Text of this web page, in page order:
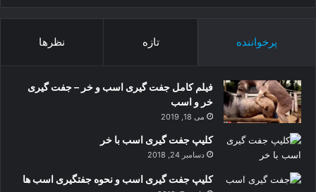
پرخواننده تازه نظرها
فیلم کامل جفت گیری اسب و خر – جفت گیری
خر و اسب
می 18, 2019
کلیپ جفت گیری اسب با خر
دسامبر 24, 2018
کلیپ جفت گیری اسب و نحوه جفتگیری اسب ها